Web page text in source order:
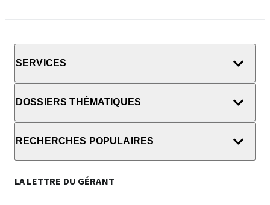
SERVICES
DOSSIERS THÉMATIQUES
RECHERCHES POPULAIRES
LA LETTRE DU GÉRANT